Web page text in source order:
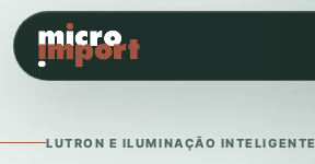
LUTRON E ILUMINAÇÃO INTELIGENTE